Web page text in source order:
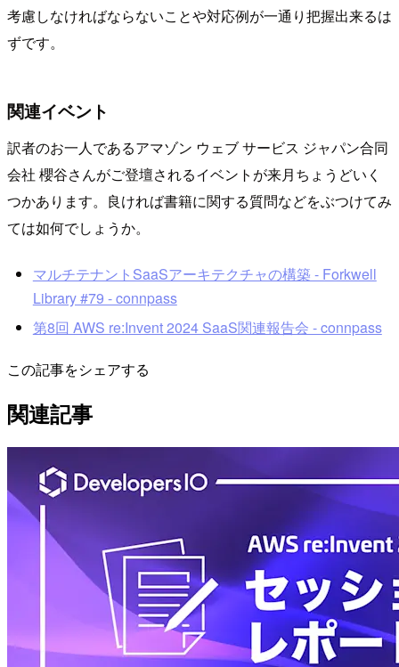
考慮しなければならないことや対応例が一通り把握出来るは
ずです。
関連イベント
訳者のお一人であるアマゾン ウェブ サービス ジャパン合同
会社 櫻谷さんがご登壇されるイベントが来月ちょうどいく
つかあります。良ければ書籍に関する質問などをぶつけてみ
ては如何でしょうか。
マルチテナントSaaSアーキテクチャの構築 - Forkwell
Library #79 - connpass
第8回 AWS re:Invent 2024 SaaS関連報告会 - connpass
この記事をシェアする
関連記事